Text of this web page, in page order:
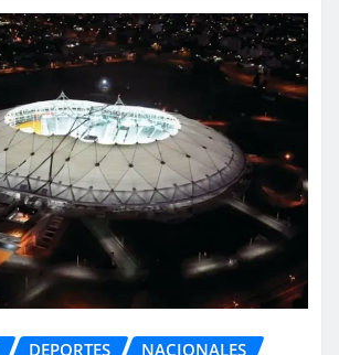
DEPORTES NACIONALES